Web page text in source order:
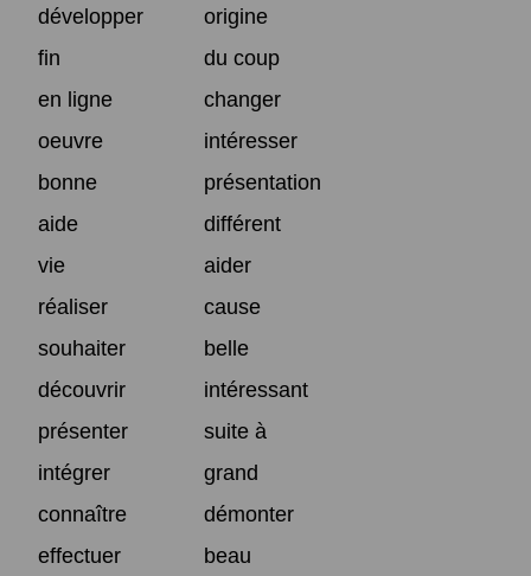
développer
origine
fin
du coup
en ligne
changer
oeuvre
intéresser
bonne
présentation
aide
différent
vie
aider
réaliser
cause
souhaiter
belle
découvrir
intéressant
présenter
suite à
intégrer
grand
connaître
démonter
effectuer
beau